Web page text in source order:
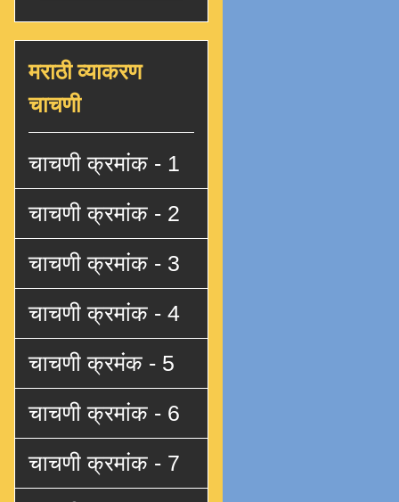
मराठी व्याकरण
चाचणी
चाचणी क्रमांक - 1
चाचणी क्रमांक - 2
चाचणी क्रमांक - 3
चाचणी क्रमांक - 4
चाचणी क्रमंक - 5
चाचणी क्रमांक - 6
चाचणी क्रमांक - 7